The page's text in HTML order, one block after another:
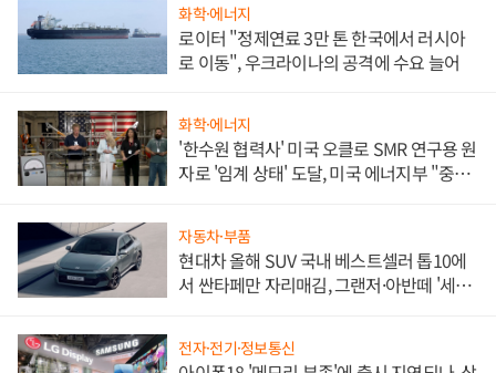
화학·에너지
로이터 "정제연료 3만 톤 한국에서 러시아
로 이동", 우크라이나의 공격에 수요 늘어
화학·에너지
'한수원 협력사' 미국 오클로 SMR 연구용 원
자로 '임계 상태' 도달, 미국 에너지부 "중요
자동차·부품
현대차 올해 SUV 국내 베스트셀러 톱10에
서 싼타페만 자리매김, 그랜저·아반떼 '세단
전자·전기·정보통신